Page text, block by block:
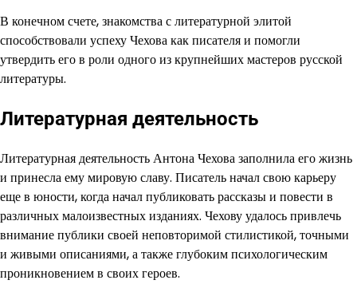
В конечном счете, знакомства с литературной элитой
способствовали успеху Чехова как писателя и помогли
утвердить его в роли одного из крупнейших мастеров русской
литературы.
Литературная деятельность
Литературная деятельность Антона Чехова заполнила его жизнь
и принесла ему мировую славу. Писатель начал свою карьеру
еще в юности, когда начал публиковать рассказы и повести в
различных малоизвестных изданиях. Чехову удалось привлечь
внимание публики своей неповторимой стилистикой, точными
и живыми описаниями, а также глубоким психологическим
проникновением в своих героев.